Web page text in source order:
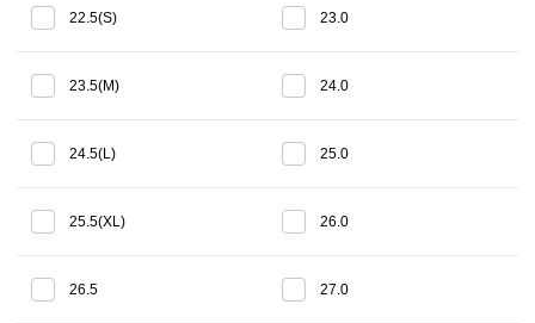
22.5(S) 23.0
23.5(M) 24.0
24.5(L) 25.0
25.5(XL) 26.0
26.5 27.0